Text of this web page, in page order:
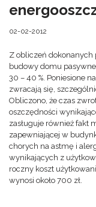
02-02-2012
Z obliczeń dokonanych
budowy domu
30 – 40 %. Poniesione
zwracają się,
Obliczono, że czas
oszczędności
zasługuje również fakt
zapewniającej w
chorych na astmę i
wynikających z
roczny koszt
wynosi około 700 zł.